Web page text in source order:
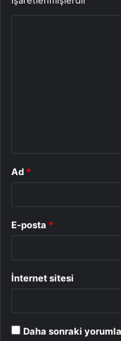
Ad *
E-posta *
İnternet sitesi
Daha sonraki